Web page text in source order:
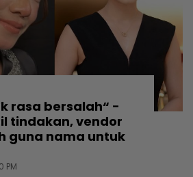
rasa bersalah“ -
tindakan, vendor
guna nama untuk
PM